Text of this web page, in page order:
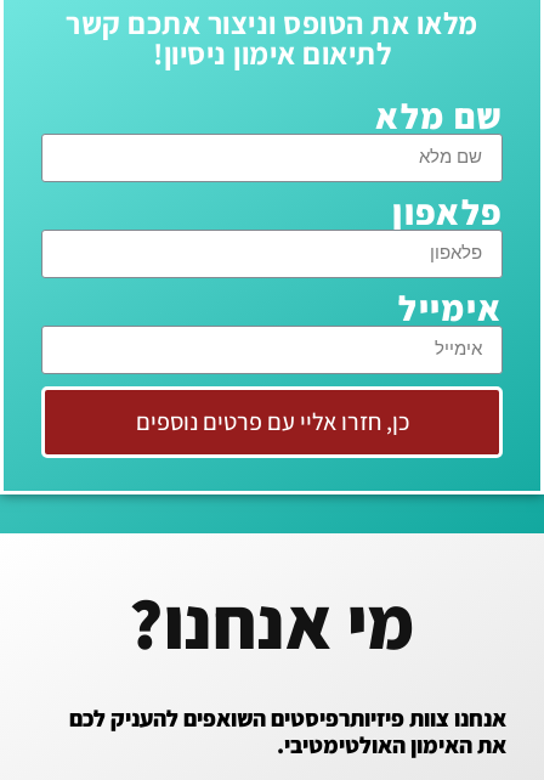
מלאו את הטופס וניצור אתכם קשר
לתיאום אימון ניסיון!
שם מלא
פלאפון
אימייל
כן, חזרו אליי עם פרטים נוספים
מי אנחנו?
אנחנו צוות פיזיותרפיסטים השואפים להעניק לכם
את האימון האולטימטיבי.